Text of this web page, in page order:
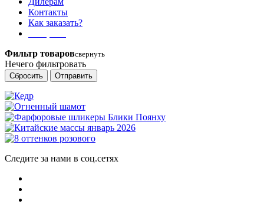
Контакты
Как заказать?
Фильтр товаровсвернуть
Нечего фильтровать
Сбросить Отправить
Следите за нами в соц.сетях